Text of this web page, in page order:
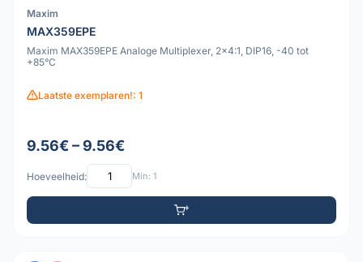
Maxim
MAX359EPE
Maxim MAX359EPE Analoge Multiplexer, 2x4:1, DIP16, -40 tot
+85°C
Laatste exemplaren!: 1
9.56€ – 9.56€
Hoeveelheid: Min: 1